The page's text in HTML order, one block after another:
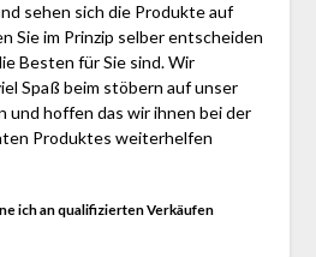
sehen sich die Produkte auf
Sie im Prinzip selber entscheiden
Besten für Sie sind. Wir
Spaß beim stöbern auf unser
und hoffen das wir ihnen bei der
Produktes weiterhelfen
ich an qualifizierten Verkäufen